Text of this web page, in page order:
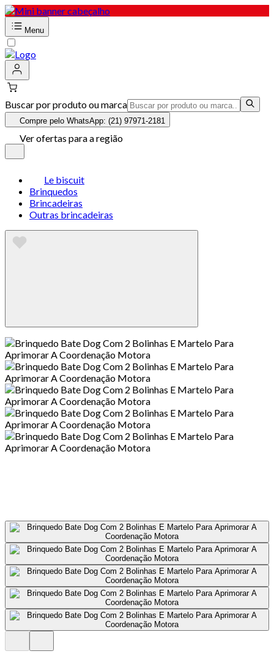
Menu
Buscar por produto ou marca
Compre pelo WhatsApp: (21) 97971-2181
Ver ofertas para a região
Le biscuit
Brinquedos
Brincadeiras
Outras brincadeiras